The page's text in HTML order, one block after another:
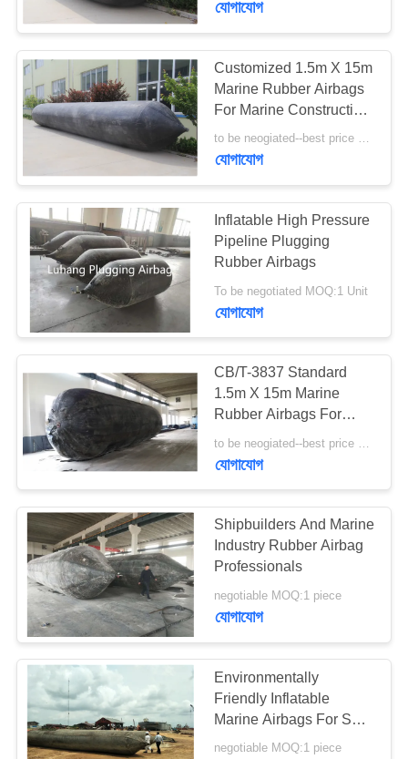
ফেনা ভরাট Fenders
53
ডোনাট ফেন্ডার
21
সামুদ্রিক রাবার ফেন্ডার
28
সামুদ্রিক Mooring
Buoy
যোগাযোগ
Customized 1.5m X 15m
Marine Rubber Airbags
For Marine Construction
Projects
to be neogiated--best price MOQ:1 units
যোগাযোগ
Inflatable High Pressure
Pipeline Plugging
Rubber Airbags
To be negotiated MOQ:1 Unit
যোগাযোগ
CB/T-3837 Standard
1.5m X 15m Marine
Rubber Airbags For
Vessel Lifting
to be neogiated--best price MOQ:1 units
যোগাযোগ
Shipbuilders And Marine
Industry Rubber Airbag
Professionals
negotiable MOQ:1 piece
যোগাযোগ
Environmentally
Friendly Inflatable
Marine Airbags For Ship
Upgrading And Docking
negotiable MOQ:1 piece